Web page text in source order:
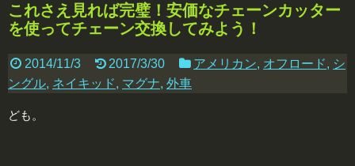
これさえ見れば完璧！安価なチェーンカッター
を使ってチェーン交換してみよう！
2014/11/3 2017/3/30 アメリカン, オフロード, シ
ングル, ネイキッド, マグナ, 外車
ども。